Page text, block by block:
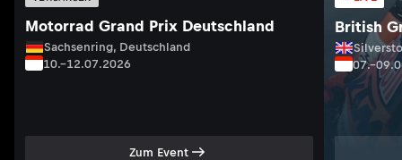
Motorrad Grand Prix Deutschland
Sachsenring, Deutschland
10.–12.07.2026
Zum Event
British